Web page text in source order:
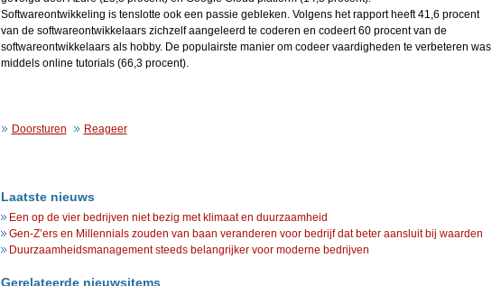
Softwareontwikkeling is tenslotte ook een passie gebleken. Volgens het rapport heeft 41,6 procent
van de softwareontwikkelaars zichzelf aangeleerd te coderen en codeert 60 procent van de
softwareontwikkelaars als hobby. De populairste manier om codeer vaardigheden te verbeteren was
middels online tutorials (66,3 procent).
Doorsturen Reageer
Laatste nieuws
Een op de vier bedrijven niet bezig met klimaat en duurzaamheid
Gen-Z’ers en Millennials zouden van baan veranderen voor bedrijf dat beter aansluit bij waarden
Duurzaamheidsmanagement steeds belangrijker voor moderne bedrijven
Gerelateerde nieuwsitems